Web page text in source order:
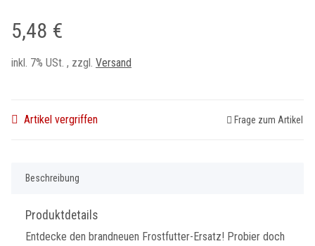
5,48 €
inkl. 7% USt. , zzgl. Versand
Artikel vergriffen Frage zum Artikel
Beschreibung
Produktdetails
Entdecke den brandneuen Frostfutter-Ersatz! Probier doch